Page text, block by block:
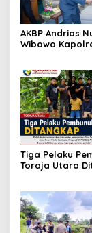
AKBP Andrias
Wibowo
Tiga Pelaku
Toraja Utara